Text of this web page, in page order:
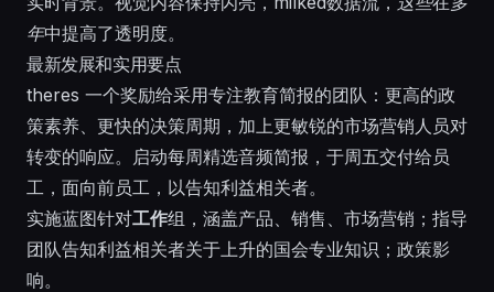
年中提高了透明度。
最新发展和实用要点
theres 一个奖励给采用专注教育简报的团队：更高的政
策素养、更快的决策周期，加上更敏锐的市场营销人员对
转变的响应。启动每周精选音频简报，于周五交付给员
工，面向前员工，以告知利益相关者。
实施蓝图针对工作组，涵盖产品、销售、市场营销；指导
团队告知利益相关者关于上升的国会专业知识；政策影
响。